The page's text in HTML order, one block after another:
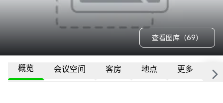
查看图库（69）
概览 会议空间 客房 地点 更多 常